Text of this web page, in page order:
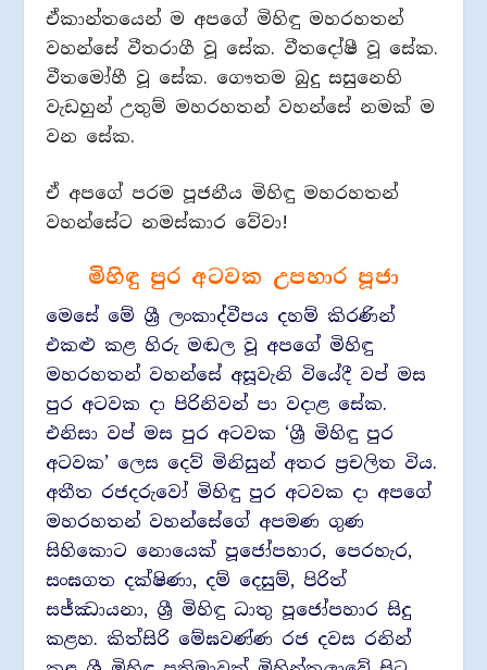
ඒකාන්තයෙන් ම අපගේ මිහිඳු මහරහතන්
වහන්සේ වීතරාගී වූ සේක. වීතදෝෂී වූ සේක.
වීතමෝහී වූ සේක. ගෞතම බුදු සසුනෙහි
වැඩහුන් උතුම් මහරහතන් වහන්සේ නමක් ම
වන සේක.
ඒ අපගේ පරම පූජනීය මිහිඳු මහරහතන්
වහන්සේට නමස්කාර වේවා!
මිහිඳු පුර අටවක උපහාර පූජා
මෙසේ මේ ශ්‍රී ලංකාද්වීපය දහම් කිරණින්
එකළු කළ හිරු මඬල වූ අපගේ මිහිඳු
මහරහතන් වහන්සේ අසූවැනි වියේදී වප් මස
පුර අටවක දා පිරිනිවන් පා වදාළ සේක.
එනිසා වප් මස පුර අටවක ‘ශ්‍රී මිහිඳු පුර
අටවක’ ලෙස දෙව් මිනිසුන් අතර ප්‍රචලිත විය.
අතීත රජදරුවෝ මිහිඳු පුර අටවක දා අපගේ
මහරහතන් වහන්සේගේ අපමණ ගුණ
සිහිකොට නොයෙක් පූජෝපහාර, පෙරහැර,
සංඝගත දක්ෂිණා, දම් දෙසුම්, පිරිත්
සජ්ඣායනා, ශ්‍රී මිහිඳු ධාතු පූජෝපහාර සිදු
කළහ. කිත්සිරි මේඝවණ්ණ රජ දවස රනින්